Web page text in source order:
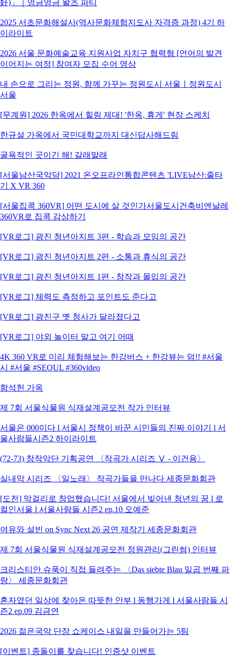
好)」｜엉금엉금 왈츠 파티
2025 서초문화해설사(역사문화체험지도사 자격증 과정) 4기 하
이라이트
2026 서울 문화예술교육 지원사업 자치구 협력형 [언어의 발견
이어지는 여정] 참여자 모집 수어 영상
내 손으로 그리는 정원, 함께 가꾸는 정원도시 서울ㅣ정원도시
서울
[무계원] 2026 한옥에서 힐링 제대! '한옥, 휴게' 현장 스케치
한규설 가옥에서 국민대학교까지 대신답사해드림
굴욕적인 곳이긴 해! 갈래말래
[서울남산국악당] 2021 온오프라인통합콘텐츠 'LIVE남산:줄타
기 X VR 360
[서울집콕 360VR] 어떤 도시에 살 것인가서울도시건축비엔날레
360VR로 집콕 감상하기
[VR로그] 광진 청년아지트 3편 - 학습과 모임의 공간
[VR로그] 광진 청년아지트 2편 - 소통과 휴식의 공간
[VR로그] 광진 청년아지트 1편 - 창작과 몰입의 공간
[VR로그] 체력도 측정하고 포인트도 준다고
[VR로그] 광진구 옛 청사가 달라졌다고
[VR로그] 야외 놀이터 말고 여기 어때
4K 360 VR로 미리 체험해보는 한강버스 + 한강뷰는 덤!! #서울
시 #서울 #SEOUL #360video
함석헌 가옥
제 7회 서울식물원 식재설계공모전 작가 인터뷰
서울은 000이다 l 서울시 정책이 바꾼 시민들의 진짜 이야기 l 서
울사람들시즌2 하이라이트
(72-73) 창작악단 기획공연 〈작곡가 시리즈 Ⅴ - 이건용〉
실내악 시리즈 〈일노래〉 작곡가들을 만나다 세종문화회관
[도전] 막걸리로 창업했습니다! 서울에서 빚어낸 청년의 꿈 l 로
컬인서울 l 서울사람들 시즌2 ep.10 오예준
여유와 설빈 on Sync Next 26 공연 제작기 세종문화회관
제 7회 서울식물원 식재설계공모전 정원관리(그린썸) 인터뷰
크리스티안 슈푹이 직접 들려주는 〈Das siebte Blau 일곱 번째 파
랑〉 세종문화회관
혼자였던 일상에 찾아온 따뜻한 안부 l 동행가게 l 서울사람들 시
즌2 ep.09 김금연
2026 젊은국악 단장 쇼케이스 내일을 만들어가는 5팀
[이벤트] 종돌이를 찾습니다! 인증샷 이벤트